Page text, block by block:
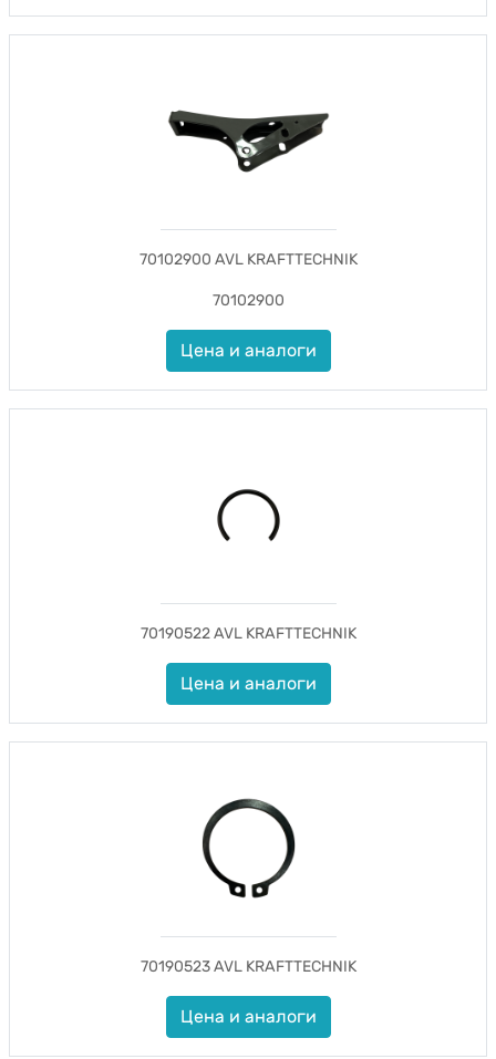
70102900 AVL KRAFTTECHNIK
70102900
Цена и аналоги
70190522 AVL KRAFTTECHNIK
Цена и аналоги
70190523 AVL KRAFTTECHNIK
Цена и аналоги